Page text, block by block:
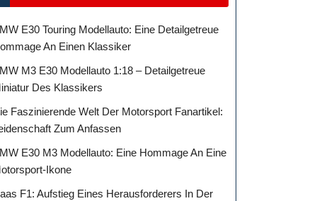
E30 Touring Modellauto: Eine Detailgetreue
An Einen Klassiker
M3 E30 Modellauto 1:18 – Detailgetreue
Des Klassikers
Faszinierende Welt Der Motorsport Fanartikel:
Zum Anfassen
E30 M3 Modellauto: Eine Hommage An Eine
Ikone
F1: Aufstieg Eines Herausforderers In Der